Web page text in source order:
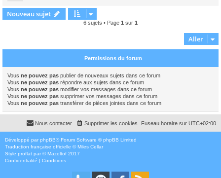
Nouveau sujet
6 sujets • Page 1 sur 1
Aller
Permissions du forum
Vous ne pouvez pas publier de nouveaux sujets dans ce forum
Vous ne pouvez pas répondre aux sujets dans ce forum
Vous ne pouvez pas modifier vos messages dans ce forum
Vous ne pouvez pas supprimer vos messages dans ce forum
Vous ne pouvez pas transférer de pièces jointes dans ce forum
Fuseau horaire sur UTC+02:00
Supprimer les cookies
Nous contacter
Développé par phpBB® Forum Software © phpBB Limited
Traduction française officielle ©Miles Cellar
Style proflat par ©Mazeltof 2017
Confidentialité | Conditions